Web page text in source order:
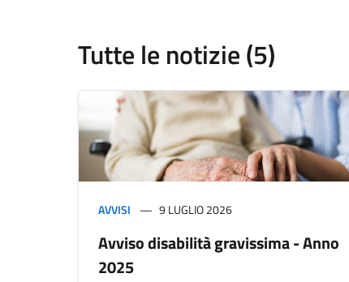
Tutte le notizie (5)
AVVISI 9 LUGLIO 2026
Avviso disabilità gravissima - Anno
2025